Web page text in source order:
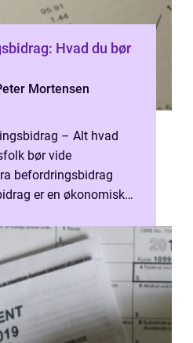
Hvad du bør
Mortensen
– Alt hvad
bør vide
befordringsbidrag
er en økonomisk